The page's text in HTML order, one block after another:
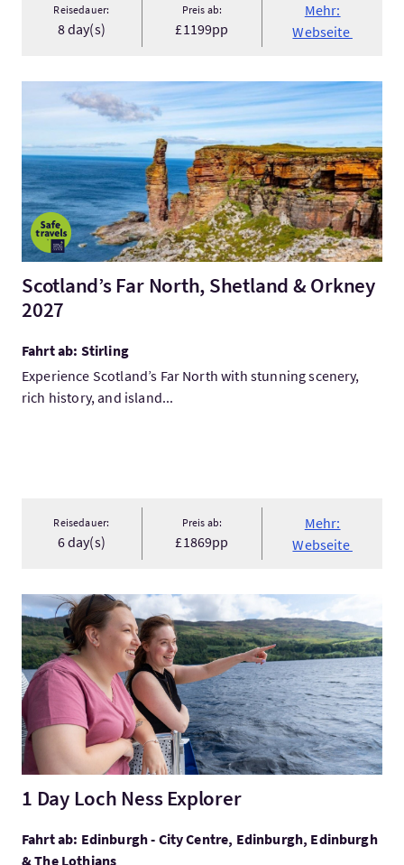
Reisedauer:
8 day(s)
Preis ab:
£1199pp
Mehr:
Webseite
Mehr:Scotland’s Far North, Shetland & Orkney 2027
Scotland’s Far North, Shetland & Orkney
2027
Fahrt ab: Stirling
Experience Scotland’s Far North with stunning scenery,
rich history, and island...
Reisedauer:
6 day(s)
Preis ab:
£1869pp
Mehr:
Webseite
Mehr:1 Day Loch Ness Explorer
1 Day Loch Ness Explorer
Fahrt ab: Edinburgh - City Centre, Edinburgh, Edinburgh
& The Lothians